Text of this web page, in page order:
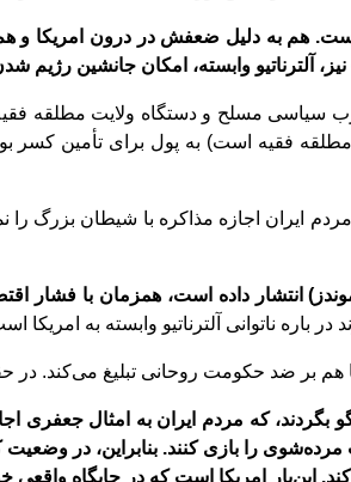
هم به دلیل ضعفش در درون امریکا و
آلترناتیو وابسته، امکان جانشین رﮊیم
سیاسی مسلح و دستگاه ولایت مطلقه
فقیه است) به پول برای تأمین کسر
ایران اجازه مذاکره با شیطان بزرگ را
انتشار داده است، همزمان با فشار
ناتوانی آلترناتیو وابسته به امریکا
کند. در
بگردند، که مردم ایران به امثال
مردهشوی را بازی کنند. بنابراین، در
کند. اینبار امریکا است که در جایگاه واقعی